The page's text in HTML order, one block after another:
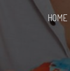
HOME